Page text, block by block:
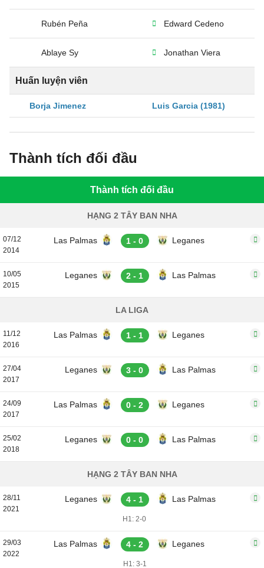
Rubén Peña Edward Cedeno
Ablaye Sy Jonathan Viera
Huấn luyện viên
Borja Jimenez Luis Garcia (1981)
Thành tích đối đầu
Thành tích đối đầu
HẠNG 2 TÂY BAN NHA
07/12
2014
Las Palmas 1 - 0 Leganes
10/05
2015
Leganes 2 - 1 Las Palmas
LA LIGA
11/12
2016
Las Palmas 1 - 1 Leganes
27/04
2017
Leganes 3 - 0 Las Palmas
24/09
2017
Las Palmas 0 - 2 Leganes
25/02
2018
Leganes 0 - 0 Las Palmas
HẠNG 2 TÂY BAN NHA
28/11
2021
Leganes 4 - 1 Las Palmas
H1: 2-0
29/03
2022
Las Palmas 4 - 2 Leganes
H1: 3-1